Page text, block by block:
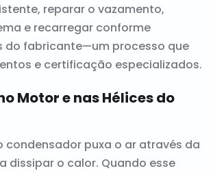
reparar o vazamento,
e recarregar conforme
do fabricante—um processo que
e certificação especializados.
Motor e nas Hélices do
condensador puxa o ar através da
dissipar o calor. Quando esse